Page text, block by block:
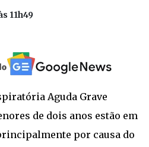
11h49
Aguda Grave
de dois anos estão em
por causa do